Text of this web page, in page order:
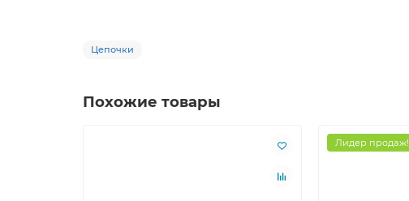
Цепочки
Похожие товары
Лидер продаж!